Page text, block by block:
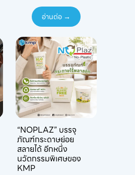
อ่านต่อ →
“NOPLAZ” บรรจุ
ภัณฑ์กระดาษย่อย
สลายได้ อีกหนึ่ง
นวัตกรรมพิเศษของ
KMP